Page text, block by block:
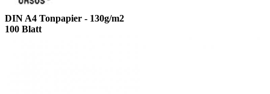
DIN A4 Tonpapier - 130g/m2
100 Blatt